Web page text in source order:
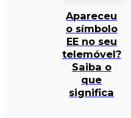
Apareceu
o símbolo
EE no seu
telemóvel?
Saiba o
que
significa